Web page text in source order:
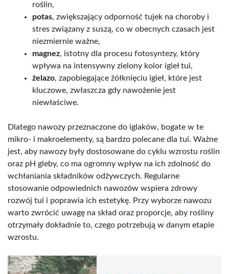
roślin,
potas, zwiększający odporność tujek na choroby i
stres związany z suszą, co w obecnych czasach jest
niezmiernie ważne,
magnez, istotny dla procesu fotosyntezy, który
wpływa na intensywny zielony kolor igieł tui,
żelazo, zapobiegające żółknięciu igieł, które jest
kluczowe, zwłaszcza gdy nawożenie jest
niewłaściwe.
Dlatego nawozy przeznaczone do iglaków, bogate w te
mikro- i makroelementy, są bardzo polecane dla tui. Ważne
jest, aby nawozy były dostosowane do cyklu wzrostu roślin
oraz pH gleby, co ma ogromny wpływ na ich zdolność do
wchłaniania składników odżywczych. Regularne
stosowanie odpowiednich nawozów wspiera zdrowy
rozwój tui i poprawia ich estetykę. Przy wyborze nawozu
warto zwrócić uwagę na skład oraz proporcje, aby rośliny
otrzymały dokładnie to, czego potrzebują w danym etapie
wzrostu.